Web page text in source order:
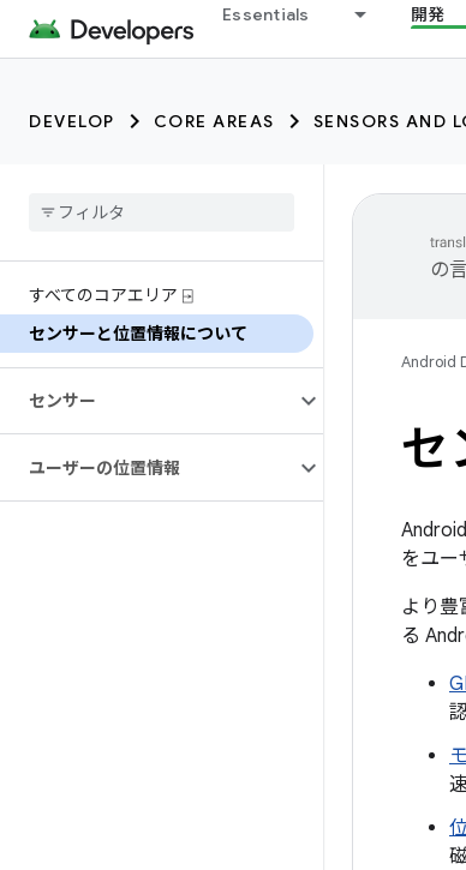
Essentials 開発
DEVELOP CORE AREAS SENSORS AND
すべてのコアエリア ⍈
センサーと位置情報について
センサー
ユーザーの位置情報
の
Android
セ
をユー
より豊
る